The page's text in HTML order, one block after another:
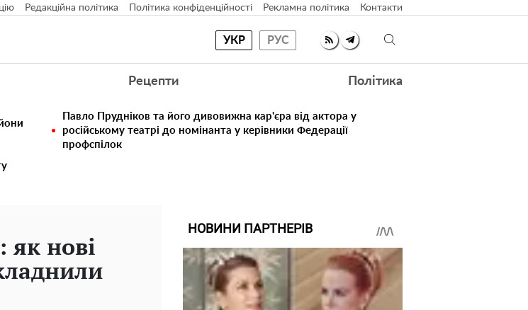
Редакційна політика Політика конфіденційності Рекламна політика Контакти
УКР РУС
Рецепти Політика
Павло Прудніков та його дивовижна кар'єра від актора у
російському театрі до номінанта у керівники Федерації
профспілок
як нові
НОВИНИ ПАРТНЕРІВ